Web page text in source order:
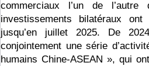
commerciaux l’un de
investissements bilatéraux
jusqu’en juillet 2025. De
conjointement une série
humains Chine-ASEAN », qui